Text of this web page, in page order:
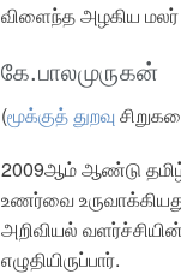
விளைந்த அழகிய மலர்
கே.பாலமுருகன்
(மூக்குத் துறவு
2009ஆம் ஆண்டு
உணர்வை
அறிவியல்
எழுதியிருப்பார்.